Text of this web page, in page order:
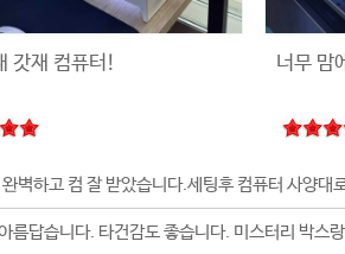
갓재 컴퓨터! 너무 맘